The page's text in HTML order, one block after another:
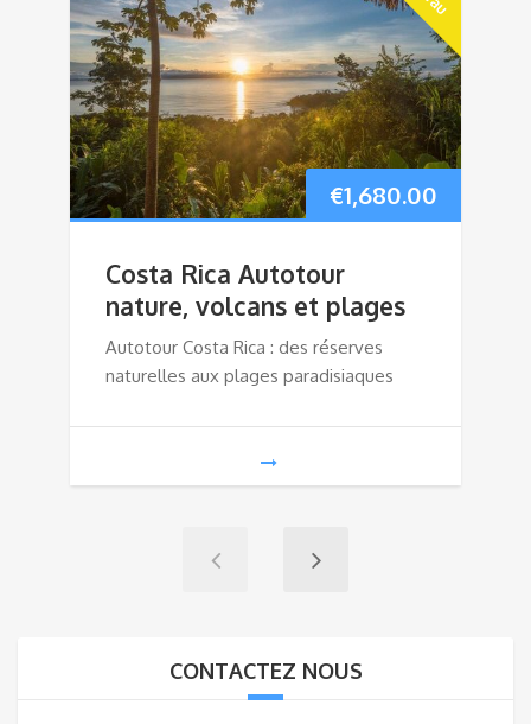
€1,680.00
Costa Rica Autotour
nature, volcans et plages
Autotour Costa Rica : des réserves
naturelles aux plages paradisiaques
CONTACTEZ NOUS